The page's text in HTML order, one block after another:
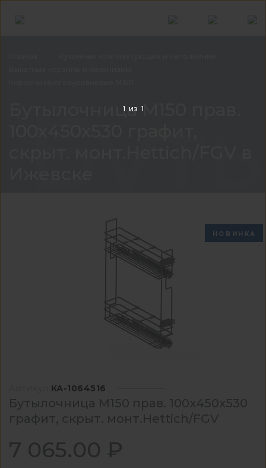
Бутылочница М150 прав.
НОВИНКА
КА-1064516
Бутылочница М150 прав. 100х450х530
графит, скрыт. монт.Hettich/FGV
7 065.00 ₽
1 из 1